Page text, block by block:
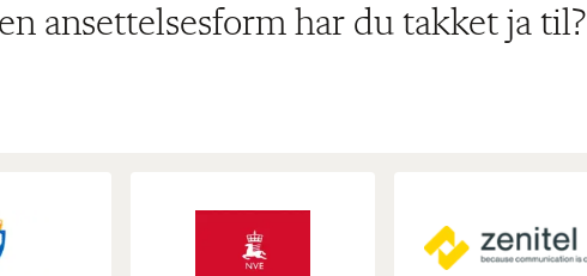
ansettelsesform har du takket ja til?